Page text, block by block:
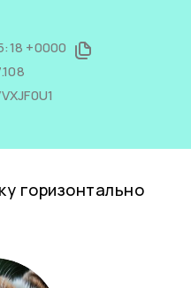
+0000
горизонтально